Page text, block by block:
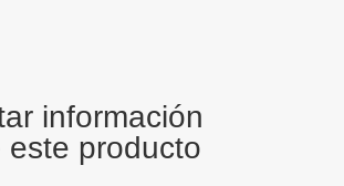
información
este producto